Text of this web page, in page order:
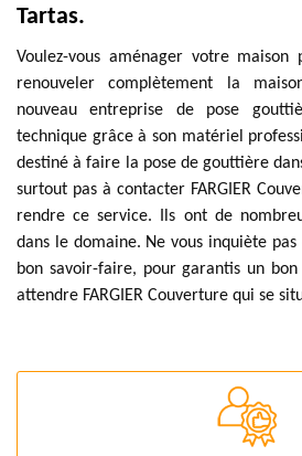
Tartas.
Voulez-vous aménager votre
renouveler complètement la
nouveau entreprise de pose
technique grâce à son matériel
destiné à faire la pose de gouttière
surtout pas à contacter FARGIER
rendre ce service. Ils ont de
dans le domaine. Ne vous inquiète
bon savoir-faire, pour garantis un bon
attendre FARGIER Couverture qui se